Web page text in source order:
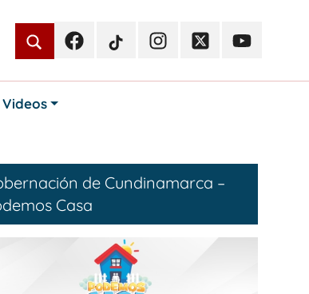
FacebookTikTokInstagramTwitterYoutube
Videos
de Cundinamarca –
Casa